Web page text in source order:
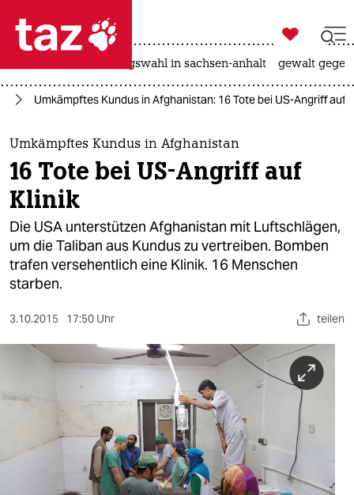
 taz zahl ich
taz zahl ich
themen
politik
öko
gesellschaft
kultur
sport
berlin
nord
wahrheit
verlag

taz zahl ich
landtagswahl in sachsen-anhalt gewalt
Umkämpftes Kundus in Afghanistan: 16 Tote bei US-Angriff auf
Umkämpftes Kundus in Afghanistan
16 Tote bei US-Angriff auf
Klinik
Die USA unterstützen Afghanistan mit Luftschlägen,
um die Taliban aus Kundus zu vertreiben. Bomben
trafen versehentlich eine Klinik. 16 Menschen
starben.
3.10.2015 17:50 Uhr teilen